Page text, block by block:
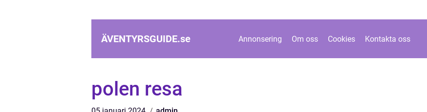
ÄVENTYRSGUIDE.se Annonsering Om oss Cookies Kontakta oss
polen resa